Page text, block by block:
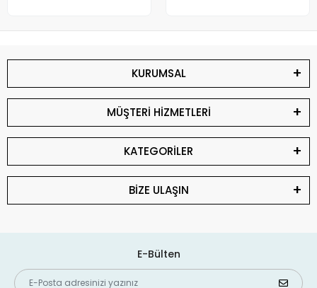
KURUMSAL
MÜŞTERİ HİZMETLERİ
KATEGORİLER
BİZE ULAŞIN
E-Bülten